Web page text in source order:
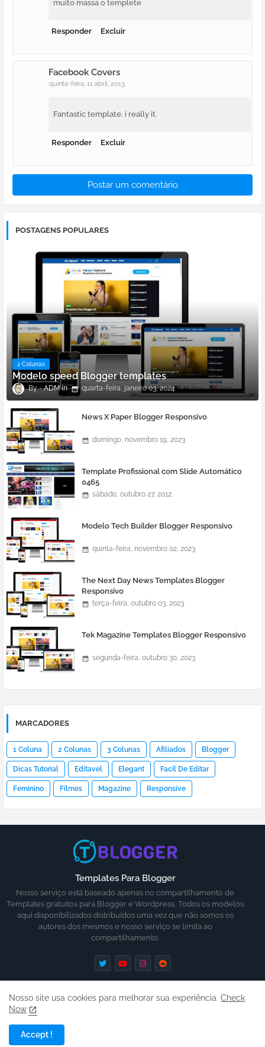
muito massa o templete
Responder Excluir
Facebook Covers
quinta-feira, 11 abril, 2013
Fantastic template. i really it.
Responder Excluir
Postar um comentário
POSTAGENS POPULARES
2 Colunas
Modelo speed Blogger templates
ADM quarta-feira, janeiro 03, 2024
News X Paper Blogger Responsivo
domingo, novembro 19, 2023
Template Profissional com Slide Automático
0465
sábado, outubro 27, 2012
Modelo Tech Builder Blogger Responsivo
quinta-feira, novembro 02, 2023
The Next Day News Templates Blogger
Responsivo
terça-feira, outubro 03, 2023
Tek Magazine Templates Blogger Responsivo
segunda-feira, outubro 30, 2023
MARCADORES
1 Coluna 2 Colunas 3 Colunas Afiliados Blogger
Dicas Tutorial Editavel Elegant Facil De Editar
Feminino Filmes Magazine Responsive
Templates Para Blogger
Nosso serviço está baseado apenas no compartilhamento de
Templates gratuitos para Blogger e Wordpress, Todos os modelos
aqui disponibilizados distribuídos uma vez que não somos os
autores dos mesmos e nosso serviço se limita ao
compartilhamento.
Nosso site usa cookies para melhorar sua experiência. Check
Now
Accept !